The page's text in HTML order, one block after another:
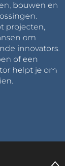
tijdens
COMSOL Conference.
en om
van start in
bouwen en
projecten,
om
innovators.
of een
helpt je om